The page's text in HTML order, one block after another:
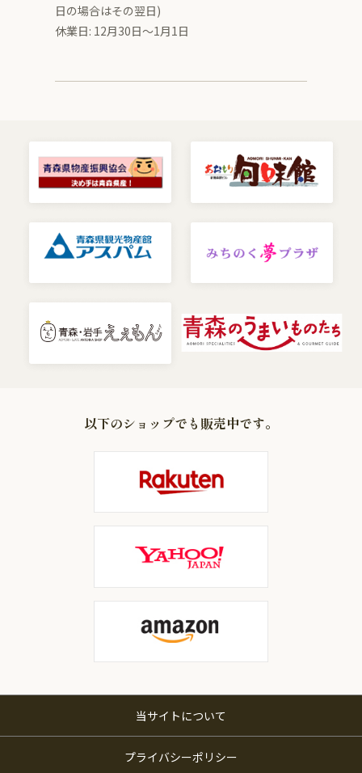
日の場合はその翌日)
休業日: 12月30日～1月1日
以下のショップでも販売中です。
当サイトについて
プライバシーポリシー